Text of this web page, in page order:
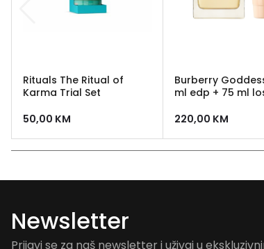
Rituals The Ritual of
Karma Trial Set
50,00 KM
Burberry
ml edp + 75 ml
220,00 KM
Newsletter
Prijavi se za naš newsletter i uživaj u